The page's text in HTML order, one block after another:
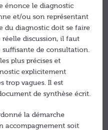
énonce le diagnostic
et/ou son représentant
du diagnostic doit se faire
discussion, il faut
de consultation.
plus précises et
explicitement
trop vagues. Il est
de synthèse écrit.
la démarche
accompagnement soit